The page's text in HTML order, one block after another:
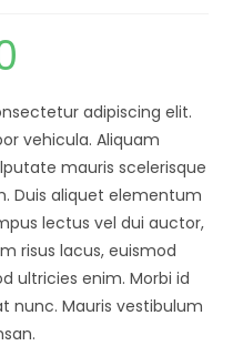
adipiscing elit.
vehicula. Aliquam
mauris scelerisque
Duis aliquet elementum
lectus vel dui auctor,
risus lacus, euismod
ultricies enim. Morbi id
nunc. Mauris vestibulum